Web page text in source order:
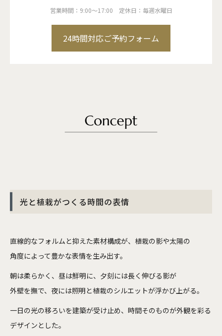
営業時間：9:00～17:00 定休日：毎週水曜日
24時間対応ご予約フォーム
光と植栽がつくる時間の表情
直線的なフォルムと抑えた素材構成が、植栽の影や太陽の
角度によって豊かな表情を生み出す。
朝は柔らかく、昼は鮮明に、夕刻には長く伸びる影が
外壁を撫で、夜には照明と植栽のシルエットが浮かび上がる。
一日の光の移ろいを建築が受け止め、時間そのものが外観を彩る
デザインとした。